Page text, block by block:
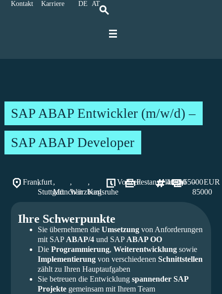
Kontakt Karriere DE AT
SAP ABAP Entwickler (m/w/d) –
SAP ABAP Developer
Frankfurt
,
Stuttgart
,
München
,
Würzburg
,
Karlsruhe
VollzeitFestanstellung
4639065000
–
85000
EUR
Ihre Schwerpunkte
Sie übernehmen die Umsetzung von Anforderungen
mit SAP ABAP/4 und SAPABAP OO
DieProgrammierung, Weiterentwicklungsowie
Implementierungvon verschiedenen Schnittstellen
zählt zu Ihren Hauptaufgaben
Sie betreuen die Entwicklung spannender SAP
Projektegemeinsam mit Ihrem Team